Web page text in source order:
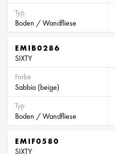
Typ
Boden / Wandfliese
EMIB0286
SIXTY
Farbe
Sabbia (beige)
Typ
Boden / Wandfliese
EMIF0580
SIXTY